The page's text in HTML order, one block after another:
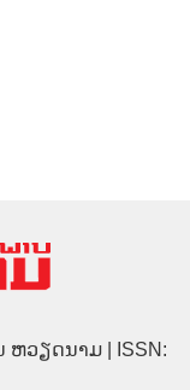
ຫວຽດນາມ | ISSN: